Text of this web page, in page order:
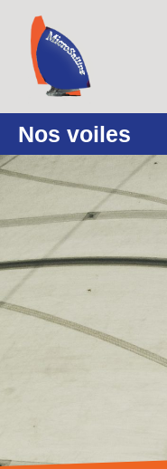
Nos voiles